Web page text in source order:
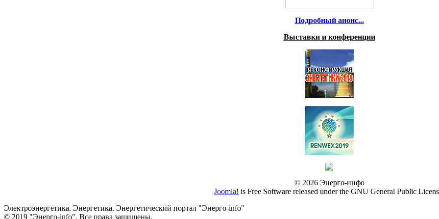
Подробный анонс...
Выставки и конференции
© 2026 Энерго-инфо
Joomla! is Free Software released under the GNU General Public
Электроэнергетика. Энергетика. Энергетический портал "Энерго-info"
© 2019 "Энерго-info". Все права защищены.